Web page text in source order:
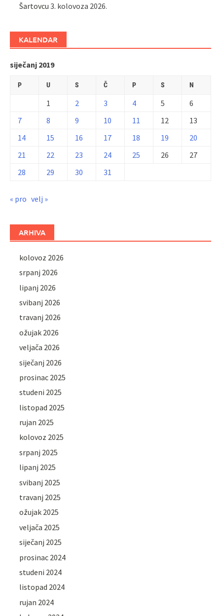
Šartovcu 3. kolovoza 2026.
KALENDAR
siječanj 2019
P U S Č P S N
1 2 3 4 5
6
7
8 9 10 11 12
13
14
15 16 17 18 19
20
21
22 23 24 25 26
27
28
29 30 31
« pro velj »
ARHIVA
kolovoz 2026
srpanj 2026
lipanj 2026
svibanj 2026
travanj 2026
ožujak 2026
veljača 2026
siječanj 2026
prosinac 2025
studeni 2025
listopad 2025
rujan 2025
kolovoz 2025
srpanj 2025
lipanj 2025
svibanj 2025
travanj 2025
ožujak 2025
veljača 2025
siječanj 2025
prosinac 2024
studeni 2024
listopad 2024
rujan 2024